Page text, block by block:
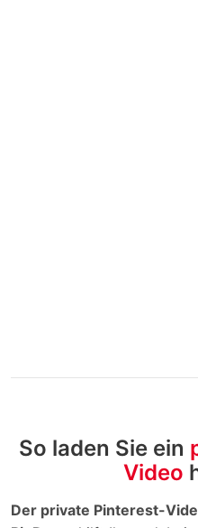
So laden Sie ein
Video
Der private Pinterest-